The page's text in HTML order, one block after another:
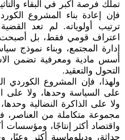
تملك فرصة أكبر في البقاء
فإن إعادة بناء المشروع
ترتيب أولوياته. لم تعد
اعتراف قومي فقط، بل
إدارة المجتمع، وبناء نموذج
أسس مادية ومعرفية تضمن
التحول والتعقيد.
ولهذا، فإن المشروع الكوردي
على السياسة وحدها، ولا على
ولا على الذاكرة النضالية
مجموعة متكاملة من العناصر،
واقتصاد أكثر إنتاجًا، ومؤسسات
حداثة، ودبلوماسية أكثر